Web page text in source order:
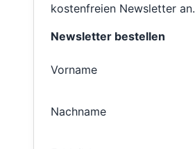
kostenfreien Newsletter an.